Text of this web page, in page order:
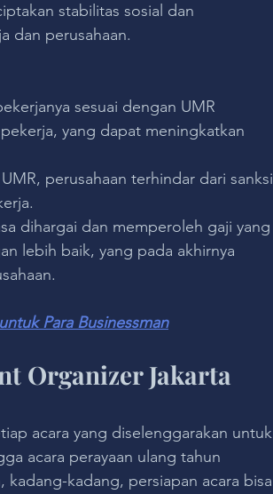
stabilitas sosial dan
dan perusahaan.
sesuai dengan UMR
yang dapat meningkatkan
perusahaan terhindar dari sanksi
dihargai dan memperoleh gaji yang
lebih baik, yang pada akhirnya
Para Businessman
Organizer Jakarta
acara yang diselenggarakan untuk
acara perayaan ulang tahun
kadang, persiapan acara bisa